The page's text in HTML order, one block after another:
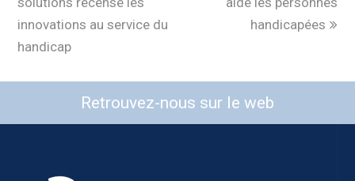
innovations au service du
handicap
handicapées
Retrouvez-nous sur le web